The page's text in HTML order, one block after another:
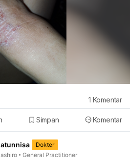
Simpan Komentar
1 Komentar
Dokter
General Practitioner